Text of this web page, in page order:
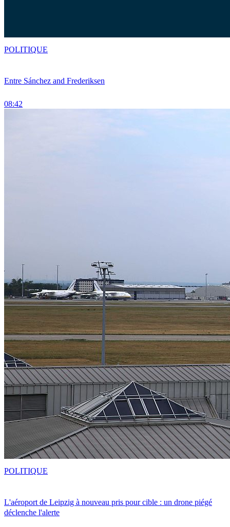
Entre Sánchez and Frederiksen
08:42
POLITIQUE
L'aéroport de Leipzig à nouveau pris pour cible : un drone piégé
déclenche l'alerte
POLITIQUE